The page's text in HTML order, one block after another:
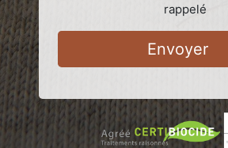
rappelé
Envoyer